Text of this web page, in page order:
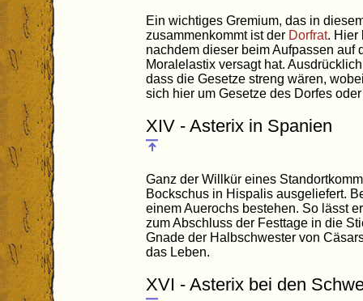
Ein wichtiges Gremium, das in
zusammenkommt ist der Dorfrat. Hier
nachdem dieser beim Aufpassen auf
Moralelastix versagt hat.
dass die Gesetze streng wären,
sich hier um Gesetze des Dorfes
XIV - Asterix in Spanien
Ganz der Willkür eines
Bockschus in Hispalis ausgeliefert.
einem Auerochs bestehen. So lässt
zum Abschluss der Festtage in die
Gnade der Halbschwester von
das Leben.
XVI - Asterix bei den